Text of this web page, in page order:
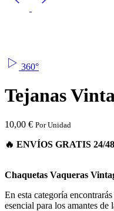
360°
Tejanas
10,00 € Por Unidad
Chaquetas Vaqueras
En esta categoría encontrarás
esencial para los amantes de